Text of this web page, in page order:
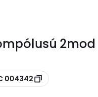
2mod
004342